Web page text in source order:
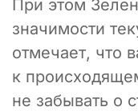
При этом
значимости
отмечает, что
к
не забывать о